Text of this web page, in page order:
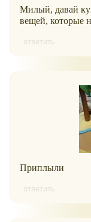
Милый, давай
вещей, которые
ответить
Приплыли
ответить